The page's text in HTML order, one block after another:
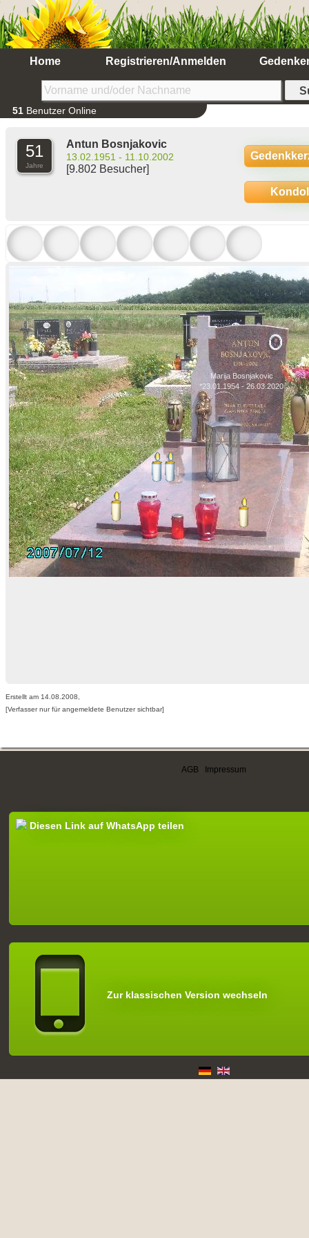
Home Registrieren/Anmelden
51 Benutzer Online
51
Jahre
Antun Bosnjakovic
13.02.1951 - 11.10.2002
[9.802 Besucher]
Marija Bosnjakovic
*23.01.1954 - 26.03.2020
Erstellt am 14.08.2008,
[Verfasser nur für angemeldete Benutzer sichtbar]
AGB Impressum
Diesen Link auf WhatsApp teilen
Zur klassischen Version wechseln